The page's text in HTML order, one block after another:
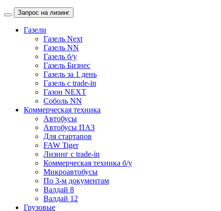
Запрос на лизинг
Газели
Газель Next
Газель NN
Газель б/у
Газель Бизнес
Газель за 1 день
Газель с trade-in
Газон NEXT
Соболь NN
Коммерческая техника
Автобусы
Автобусы ПАЗ
Для стартапов
FAW Tiger
Лизинг с trade-in
Коммерческая техника б/у
Микроавтобусы
По 3-м документам
Валдай 8
Валдай 12
Грузовые